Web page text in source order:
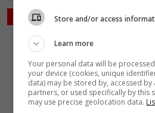
ΡΟΗ ΕΙΔΗΣΕΩΝStore and/or access
Learn more
Your personal data will be
your device (cookies, unique
data) may be stored by, accessed
partners, or used specifically by this
may use precise geolocation data.